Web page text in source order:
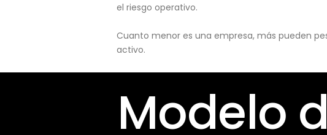
el riesgo operativo.
Cuanto menor es una empresa, más pueden
activo.
Modelo